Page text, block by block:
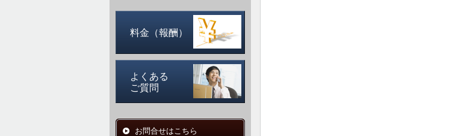
料金（報酬）
よくある
ご質問
お問合せはこちら